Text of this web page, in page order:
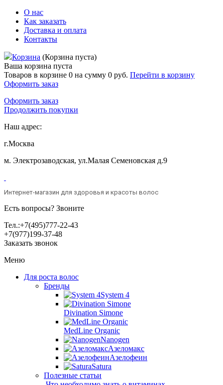
О нас
Как заказать
Доставка и оплата
Контакты
Корзина (Корзина пуста)
Ваша корзина пуста
Товаров в корзине 0 на сумму 0 руб. Перейти в корзину
Оформить заказ
Оформить заказ
Продолжить покупки
Наш адрес:
г.Москва
м. Электрозаводская, ул.Малая Семеновская д.9
Интернет-магазин для здоровья и красоты волос
Есть вопросы? Звоните
Тел.:+7(495)777-22-43
+7(977)199-37-48
Заказать звонок
Меню
Для роста волос
Бренды
System 4
Divination Simone
MedLine Organic
Nanogen
Азеломакс
Азелофеин
Satura
Полезные статьи